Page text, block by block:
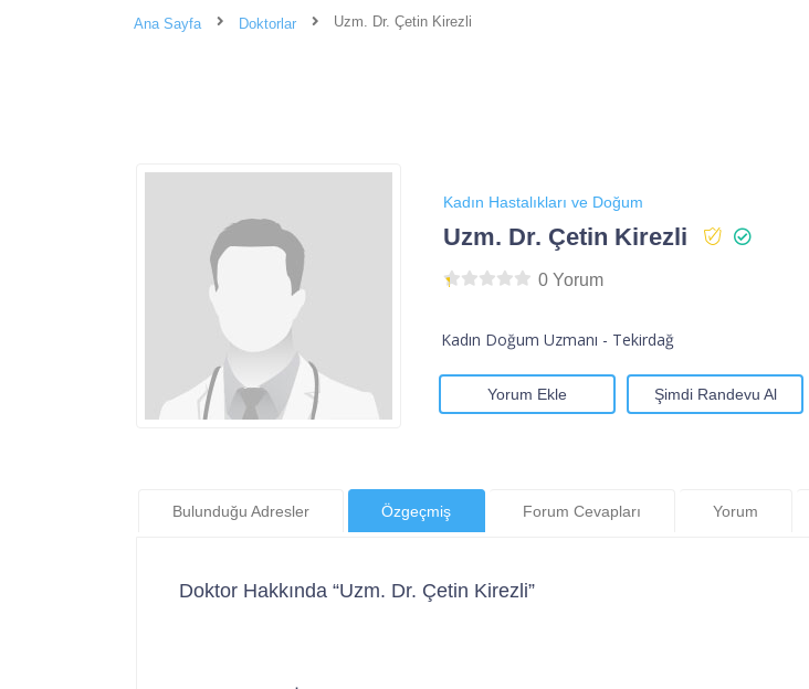
Ana Sayfa Doktorlar Uzm. Dr. Çetin Kirezli
Kadın Hastalıkları ve Doğum
Uzm. Dr. Çetin Kirezli
0 Yorum
Kadın Doğum Uzmanı - Tekirdağ
Yorum Ekle Şimdi Randevu Al
Bulunduğu Adresler Özgeçmiş Forum Cevapları Yorum
Doktor Hakkında “Uzm. Dr. Çetin Kirezli”